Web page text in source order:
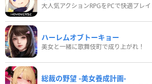
大人気アクションRPGをPCで快適プレイ
ハーレムオブトーキョー
美女と一緒に歌舞伎町で成り上がれ！
総裁の野望 -美女養成計画-